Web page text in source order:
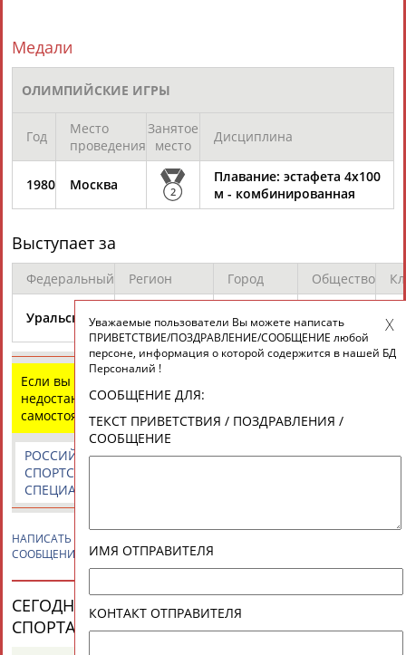
Медали
ОЛИМПИЙСКИЕ ИГРЫ
Год
Место
проведения
Занятое
место
Дисциплина
1980 Москва 2
Плавание: эстафета 4х100
м - комбинированная
Выступает за
Федеральный Регион Город Общество
Уральский
область
Челябинск
Если вы нашли ошибку в данных или имеете
недостающую информацию, внесите изменения
самостоятельно
СПОРТИВНЫЕ
РОССИЙСКИЕ
РОССИЙСКИЕ
СПОРТСМЕНЫ,
СПЕЦИАЛИСТЫ
НАПИСАТЬ
СООБЩЕНИЕ
СЕГОДНЯ ДЕНЬ РОЖДЕНИЯ У ПЕРСОН ИЗ МИРА
СПОРТА (25 ПЕРСОНАЛИЙ)
ВЕСЬ СПИСОК
Уважаемые пользователи Вы можете написать
ПРИВЕТСТВИЕ/ПОЗДРАВЛЕНИЕ/СООБЩЕНИЕ любой
персоне, информация о которой содержится в нашей БД
Персоналий !
СООБЩЕНИЕ ДЛЯ:
ТЕКСТ ПРИВЕТСТВИЯ / ПОЗДРАВЛЕНИЯ /
СООБЩЕНИЕ
ИМЯ ОТПРАВИТЕЛЯ
КОНТАКТ ОТПРАВИТЕЛЯ